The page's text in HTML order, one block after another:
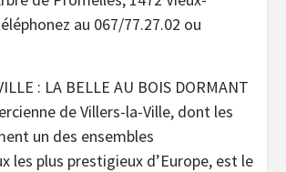
au 067/77.27.02 ou
: LA BELLE AU BOIS DORMANT
de Villers-la-Ville, dont les
un des ensembles
les plus prestigieux d’Europe, est le